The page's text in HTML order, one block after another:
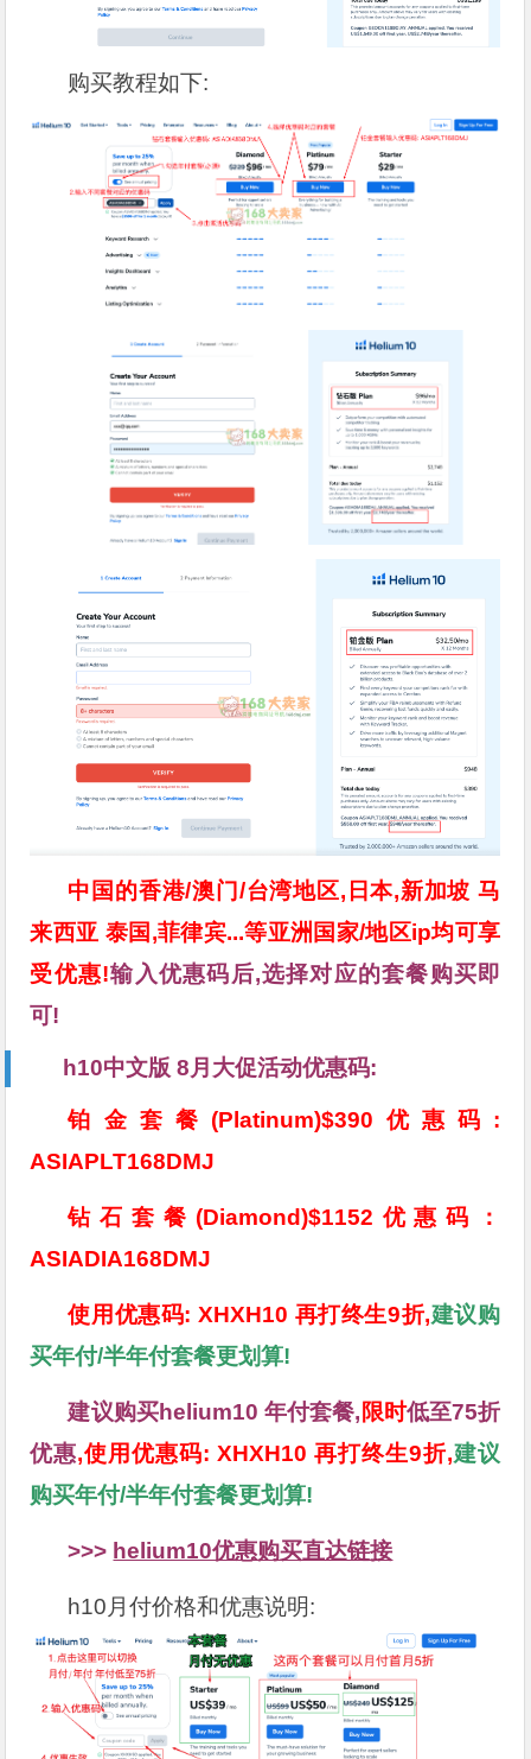
购买教程如下:
中国的香港/澳门/台湾地区,日本,新加坡 马
来西亚 泰国,菲律宾...等亚洲国家/地区ip均可享
受优惠!输入优惠码后,选择对应的套餐购买即
可!
h10中文版 8月大促活动优惠码:
铂金套餐(Platinum)$390优惠码:
ASIAPLT168DMJ
钻石套餐(Diamond)$1152优惠码：
ASIADIA168DMJ
使用优惠码: XHXH10 再打终生9折,建议购
买年付/半年付套餐更划算!
建议购买helium10 年付套餐, 限时低至75折
优惠,使用优惠码: XHXH10 再打终生9折,建议
购买年付/半年付套餐更划算!
>>> helium10优惠购买直达链接
h10月付价格和优惠说明: